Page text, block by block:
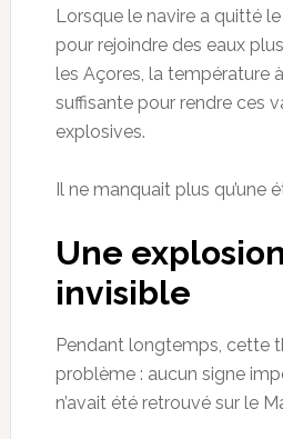
Lorsque le navire a quitté
pour rejoindre des eaux
les Açores, la température
suffisante pour rendre ces
explosives.
Il ne manquait plus qu’une
Une
invisible
Pendant longtemps, cette
problème : aucun signe
n’avait été retrouvé sur le